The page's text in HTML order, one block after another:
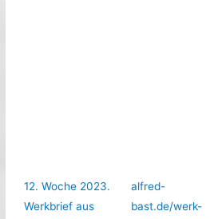
12. Woche 2023.
Werkbrief aus
alfred-
bast.de/werk-